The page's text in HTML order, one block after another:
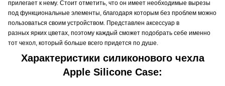
прилегает к нему. Стоит отметить, что он имеет необходимые вырезы
под функциональные элементы, благодаря которым без проблем можно
пользоваться своим устройством. Представлен аксессуар в
разных ярких цветах, поэтому каждый сможет подобрать себе именно
тот чехол, который больше всего придется по душе.
Характеристики силиконового чехла
Apple Silicone Case: